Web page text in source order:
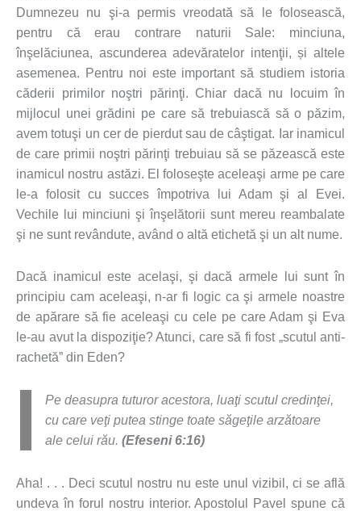
Dumnezeu nu şi-a permis vreodată să le folosească,
pentru că erau contrare naturii Sale: minciuna,
înşelăciunea, ascunderea adevăratelor intenţii, și altele
asemenea. Pentru noi este important să studiem istoria
căderii primilor noştri părinţi. Chiar dacă nu locuim în
mijlocul unei grădini pe care să trebuiască să o păzim,
avem totuşi un cer de pierdut sau de câştigat. Iar inamicul
de care primii noştri părinţi trebuiau să se păzească este
inamicul nostru astăzi. El foloseşte aceleaşi arme pe care
le-a folosit cu succes împotriva lui Adam şi al Evei.
Vechile lui minciuni şi înşelătorii sunt mereu reambalate
şi ne sunt revândute, având o altă etichetă şi un alt nume.
Dacă inamicul este acelaşi, şi dacă armele lui sunt în
principiu cam aceleaşi, n-ar fi logic ca şi armele noastre
de apărare să fie aceleaşi cu cele pe care Adam şi Eva
le-au avut la dispoziţie? Atunci, care să fi fost „scutul anti-
rachetă” din Eden?
Pe deasupra tuturor acestora, luaţi scutul credinţei,
cu care veţi putea stinge toate săgeţile arzătoare
ale celui rău. (Efeseni 6:16)
Aha! . . . Deci scutul nostru nu este unul vizibil, ci se află
undeva în forul nostru interior. Apostolul Pavel spune că